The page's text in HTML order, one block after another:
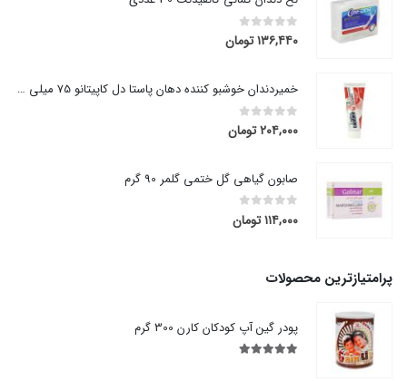
0
out of 5
۱۳۶,۴۴۰تومان
خمیردندان خوشبو کننده دهان پاستا دل کاپیتانو 75 میلی لیتر
۲۰۴,۰۰۰تومان
صابون گیاهی گل ختمی گلمر 90 گرم
۱۱۴,۰۰۰تومان
پرامتیازترین محصولات
پودر گین آپ کودکان کارن 300 گرم